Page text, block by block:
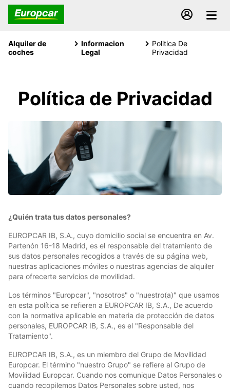
Alquiler de
coches
Informacion
Legal
Politica De
Privacidad
Política de Privacidad
¿Quién trata tus datos personales?
EUROPCAR IB, S.A., cuyo domicilio social se encuentra en Av.
Partenón 16-18 Madrid, es el responsable del tratamiento de
sus datos personales recogidos a través de su página web,
nuestras aplicaciones móviles o nuestras agencias de alquiler
para ofrecerte servicios de movilidad.
Los términos "Europcar", "nosotros" o "nuestro(a)" que usamos
en esta política se refieren a EUROPCAR IB, S.A., De acuerdo
con la normativa aplicable en materia de protección de datos
personales, EUROPCAR IB, S.A., es el "Responsable del
Tratamiento".
EUROPCAR IB, S.A., es un miembro del Grupo de Movilidad
Europcar. El término "nuestro Grupo" se refiere al Grupo de
Movilidad Europcar. Cuando nos comunique Datos Personales o
cuando recopilemos Datos Personales sobre usted, nos